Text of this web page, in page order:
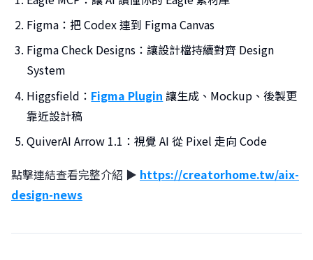
Figma：把 Codex 連到 Figma Canvas
Figma Check Designs：讓設計檔持續對齊 Design
System
Higgsfield： Figma Plugin 讓生成、Mockup、後製更
靠近設計稿
QuiverAI Arrow 1.1：視覺 AI 從 Pixel 走向 Code
點擊連結查看完整介紹 ▶︎ https://creatorhome.tw/aix-
design-news